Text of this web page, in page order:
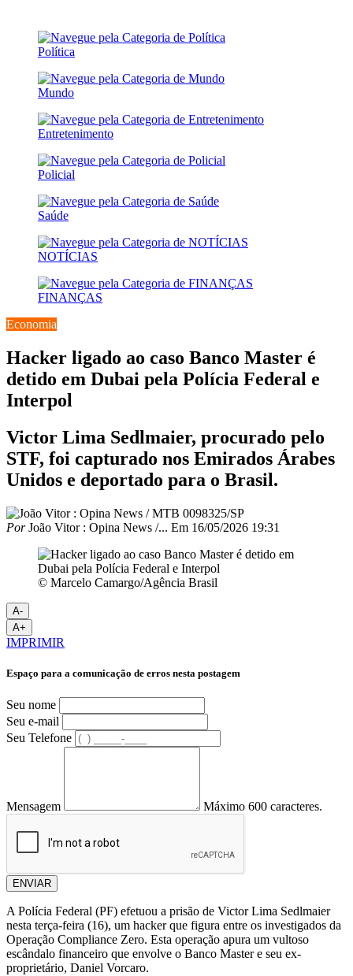
Política
Mundo
Entretenimento
Policial
Saúde
NOTÍCIAS
FINANÇAS
Economia
Hacker ligado ao caso Banco Master é
detido em Dubai pela Polícia Federal e
Interpol
Victor Lima Sedlmaier, procurado pelo
STF, foi capturado nos Emirados Árabes
Unidos e deportado para o Brasil.
PorJoão Vitor : Opina News /... Em 16/05/2026 19:31
© Marcelo Camargo/Agência Brasil
A-
A+
IMPRIMIR
Espaço para a comunicação de erros nesta postagem
Seu nome
Seu e-mail
Seu Telefone
Mensagem Máximo 600 caracteres.
ENVIAR
A Polícia Federal (PF) efetuou a prisão de Victor Lima Sedlmaier
nesta terça-feira (16), um hacker que figura entre os investigados da
Operação Compliance Zero. Esta operação apura um vultoso
escândalo financeiro que envolve o Banco Master e seu ex-
proprietário, Daniel Vorcaro.